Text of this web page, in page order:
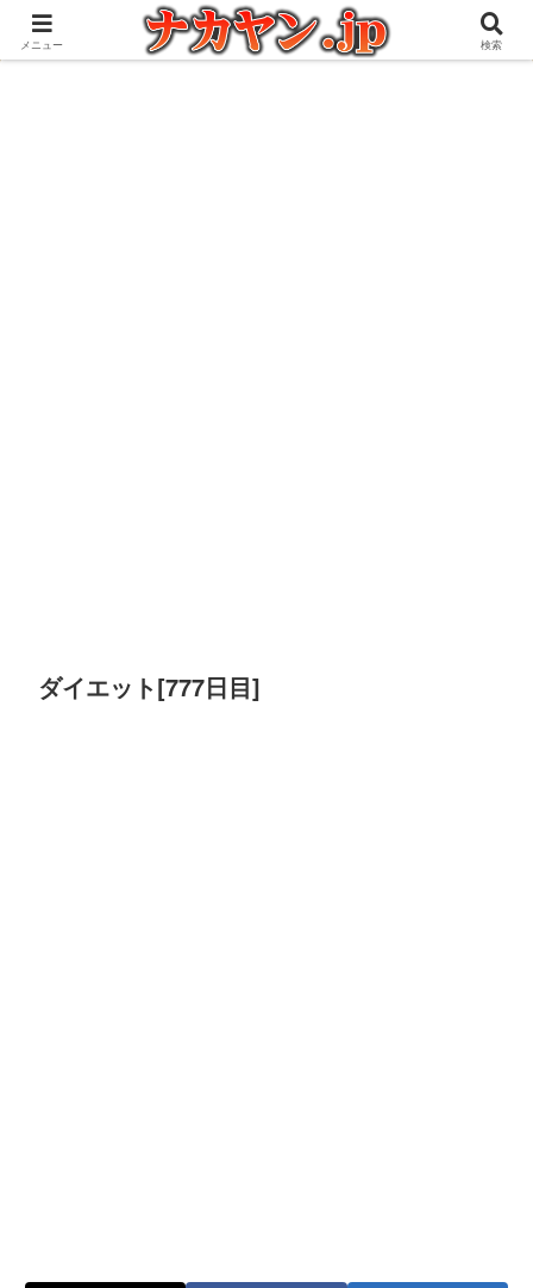
アウトドアとガジェット好きな管理人の愉快な日々を綴るブログ
ダイエット[777日目]
メニュー 検索